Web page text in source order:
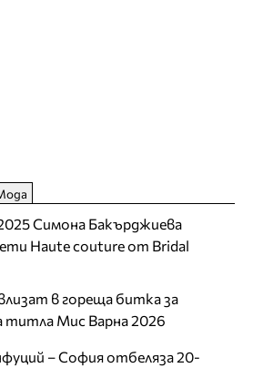
Симона Бакърджиева
Haute couture от Bridal
в гореща битка за
Мис Варна 2026
– София отбеляза 20-